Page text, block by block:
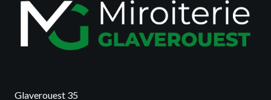
Glaverouest 35